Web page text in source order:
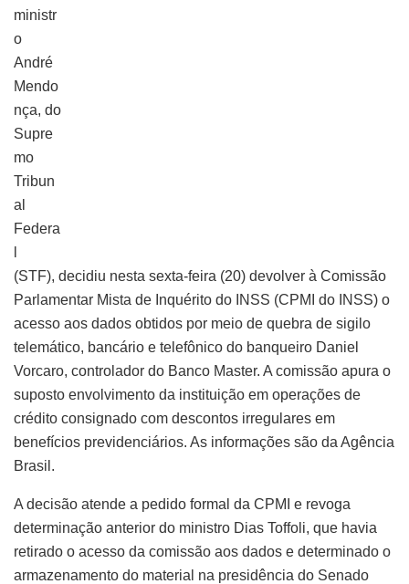
ministr
o
André
Mendo
nça, do
Supre
mo
Tribun
al
Federa
(STF), decidiu nesta sexta-feira (20) devolver à Comissão
Parlamentar Mista de Inquérito do INSS (CPMI do INSS) o
acesso aos dados obtidos por meio de quebra de sigilo
telemático, bancário e telefônico do banqueiro Daniel
Vorcaro, controlador do Banco Master. A comissão apura o
suposto envolvimento da instituição em operações de
crédito consignado com descontos irregulares em
benefícios previdenciários. As informações são da Agência
Brasil.
A decisão atende a pedido formal da CPMI e revoga
determinação anterior do ministro Dias Toffoli, que havia
retirado o acesso da comissão aos dados e determinado o
armazenamento do material na presidência do Senado